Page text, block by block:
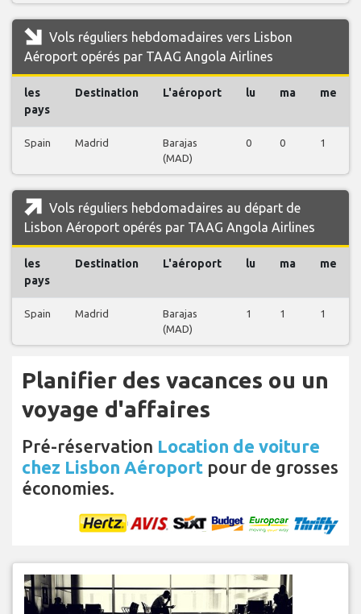
Vols réguliers hebdomadaires vers Lisbon
Aéroport opérés par TAAG Angola Airlines
les
pays
Destination L'aéroport lu ma me
Spain Madrid
Barajas
(MAD)
0 0 1
Vols réguliers hebdomadaires au départ de
Lisbon Aéroport opérés par TAAG Angola Airlines
les
pays
Destination L'aéroport lu ma me
Spain Madrid
Barajas
(MAD)
1 1 1
Planifier des vacances ou un
voyage d'affaires
Pré-réservation Location de voiture
chez Lisbon Aéroport pour de grosses
économies.